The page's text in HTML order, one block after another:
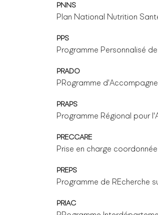
PNNS
Plan National Nutrition
PPS
Programme Personnalisé
PRADO
PRogramme
PRAPS
Programme Régional pour
PRECCARE
Prise en charge
PREPS
Programme de REcherche
PRIAC